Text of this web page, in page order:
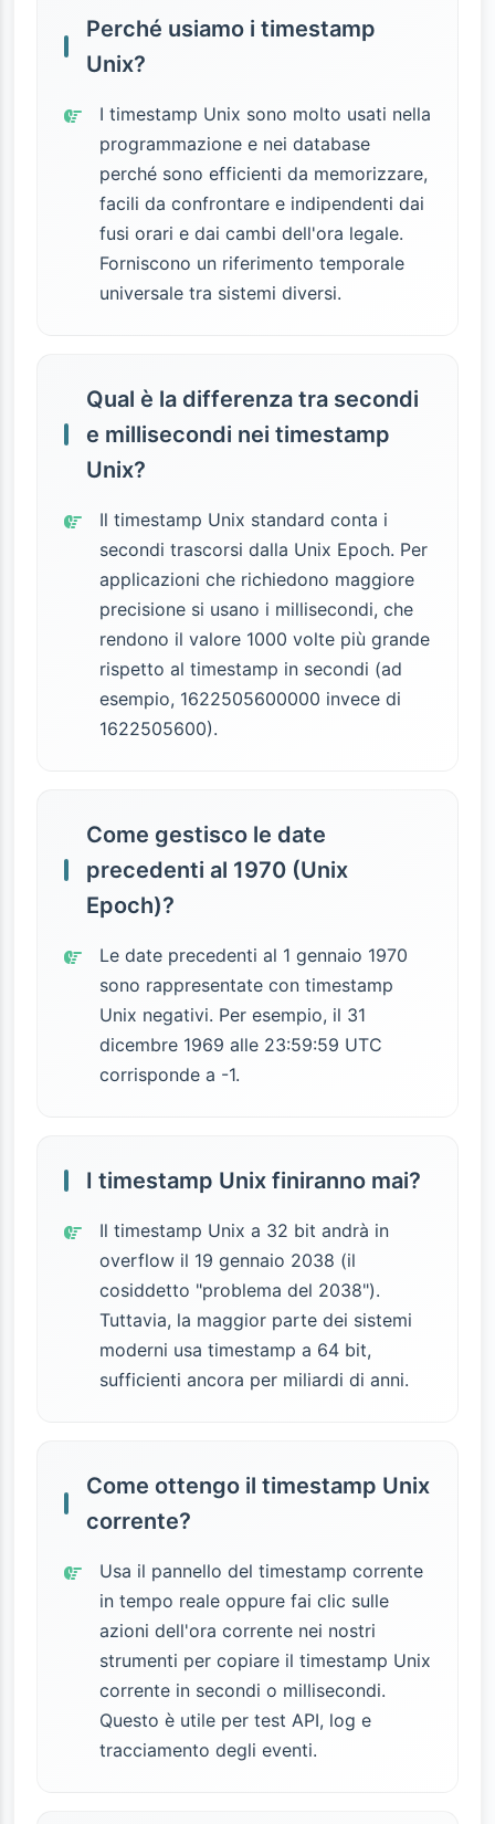
Perché usiamo i timestamp
Unix?
I timestamp Unix sono molto usati nella
programmazione e nei database
perché sono efficienti da memorizzare,
facili da confrontare e indipendenti dai
fusi orari e dai cambi dell'ora legale.
Forniscono un riferimento temporale
universale tra sistemi diversi.
Qual è la differenza tra secondi
e millisecondi nei timestamp
Unix?
Il timestamp Unix standard conta i
secondi trascorsi dalla Unix Epoch. Per
applicazioni che richiedono maggiore
precisione si usano i millisecondi, che
rendono il valore 1000 volte più grande
rispetto al timestamp in secondi (ad
esempio, 1622505600000 invece di
1622505600).
Come gestisco le date
precedenti al 1970 (Unix
Epoch)?
Le date precedenti al 1 gennaio 1970
sono rappresentate con timestamp
Unix negativi. Per esempio, il 31
dicembre 1969 alle 23:59:59 UTC
corrisponde a -1.
I timestamp Unix finiranno mai?
Il timestamp Unix a 32 bit andrà in
overflow il 19 gennaio 2038 (il
cosiddetto "problema del 2038").
Tuttavia, la maggior parte dei sistemi
moderni usa timestamp a 64 bit,
sufficienti ancora per miliardi di anni.
Come ottengo il timestamp Unix
corrente?
Usa il pannello del timestamp corrente
in tempo reale oppure fai clic sulle
azioni dell'ora corrente nei nostri
strumenti per copiare il timestamp Unix
corrente in secondi o millisecondi.
Questo è utile per test API, log e
tracciamento degli eventi.